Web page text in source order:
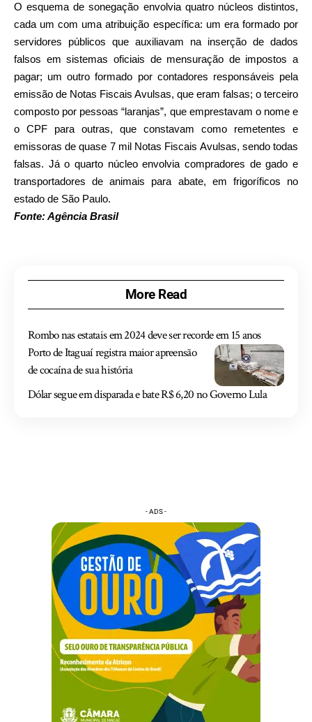
O esquema de sonegação envolvia quatro núcleos distintos,
cada um com uma atribuição específica: um era formado por
servidores públicos que auxiliavam na inserção de dados
falsos em sistemas oficiais de mensuração de impostos a
pagar; um outro formado por contadores responsáveis pela
emissão de Notas Fiscais Avulsas, que eram falsas; o terceiro
composto por pessoas “laranjas”, que emprestavam o nome e
o CPF para outras, que constavam como remetentes e
emissoras de quase 7 mil Notas Fiscais Avulsas, sendo todas
falsas. Já o quarto núcleo envolvia compradores de gado e
transportadores de animais para abate, em frigoríficos no
estado de São Paulo.
Fonte: Agência Brasil
More Read
Rombo nas estatais em 2024 deve ser recorde em 15 anos
Porto de Itaguaí registra maior apreensão
de cocaína de sua história
Dólar segue em disparada e bate R$ 6,20 no Governo Lula
- ADS -